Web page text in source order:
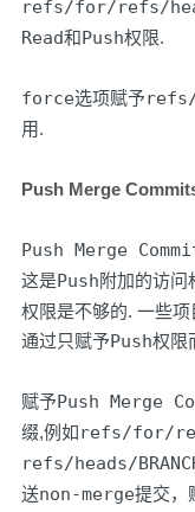
refs/for/refs/
Read和Push权限.
force选项赋予
用.
Push Merge
Push Merge
这是Push附加的访问
权限是不够的. 一些
通过只赋予Push权限
赋予Push Merge
缀,例如refs/for/
refs/heads/
送non-merge提交，